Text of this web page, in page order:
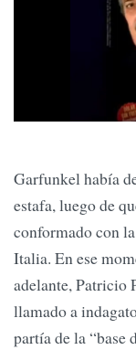
Garfunkel había
estafa, luego de
conformado con
Italia. En ese
adelante, Patricio
llamado a
partía de la “base